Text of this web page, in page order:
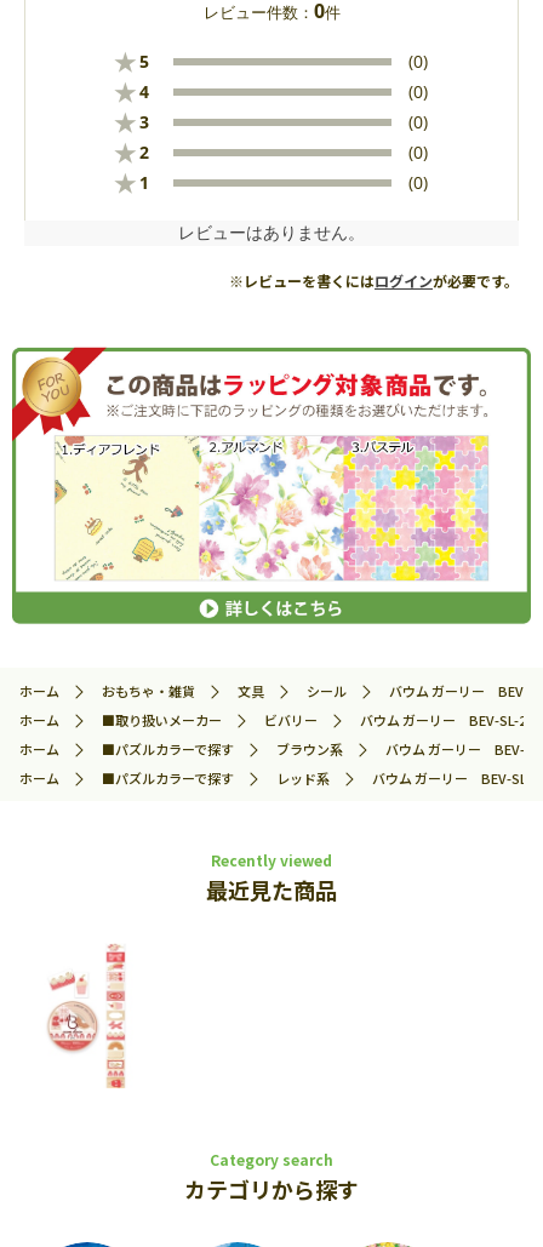
レビュー件数： 0件
★5 (0)
★4 (0)
★3 (0)
★2 (0)
★ 1 (0)
レビューはありません。
※レビューを書くにはログインが必要です。
ホーム おもちゃ・雑貨 文具 シール
バウム ガーリー BEV-
ホーム
■取り扱いメーカー ビバリー
バウム ガーリー BEV-SL-277
ホーム
■パズルカラーで探す ブラウン系
バウム ガーリー BEV-
ホーム
■パズルカラーで探す レッド系 バウム ガーリー BEV-SL-
Recently viewed
最近見た商品
Category search
カテゴリから探す